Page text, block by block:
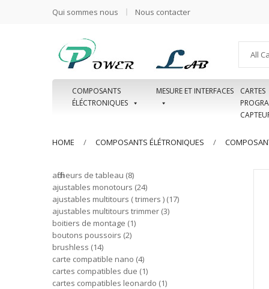
Qui sommes nous Nous contacter
All
COMPOSANTS
ÉLÉCTRONIQUES
MESURE ET INTERFACES
CARTES
HOME COMPOSANTS ÉLÉTRONIQUES
afficheurs de tableau 8
ajustables monotours 24
ajustables multitours ( trimers ) 17
ajustables multitours trimmer 3
boitiers de montage 1
boutons poussoirs 2
brushless 14
carte compatible nano 4
cartes compatibles due 1
cartes compatibles leonardo 1